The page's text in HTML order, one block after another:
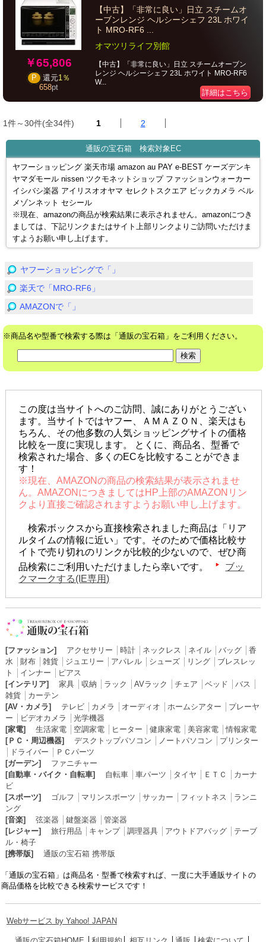
￥65,806
P 還元1％
658pt
【中古】「非常に良い」日立 スチームオ
ーブンレンジ ヘルシーシェフ 23L ホワイ
ト MRO-RF6 ...
オマツリライフ別館
【中古】「非常に良い」日立 スチームオーブン
レンジ ヘルシーシェフ 23L ホワイト MRO-RF6
W...
詳細はこちら
1件～30件(全34件) 1 2
通販の宝石箱 検索対象EC
ヤフーショッピング 楽天市場 amazon au PAY e-BEST ケーズデンキ
ヤマダモール nissen ツクモネットショップ ファッションウォーカー
イシバシ楽器 アイリスオオヤマ セレクトスクエア ビックカメラ ベル
メゾンネット セシール
※現在、amazonの商品が検索結果に表示されません。amazonにつき
ましては、下記リンクまたはサイト上部リンクよりご訪問いただけま
すようお願い申し上げます。
ヤフーショッピングで「」
楽天で「MRO-RF6」
AMAZONで「」
※商品名や型番で検索する際は「通販の宝石箱」をご利用ください。
この度は当サイトへのご訪問、誠にありがとうござい
ます。当サイトではヤフー、ＡＭＡＺＯＮ、楽天はも
ちろん、その他多数の人気ショッピングサイトの価格
比較を一度に実現します。 とくに、商品名、型番で
検索された場合、多くのECを比較することができま
す！
※現在、AMAZONの商品の検索結果が表示されませ
ん。AMAZONにつきましてはHP上部のAMAZONリン
クより直接ご確認されますようお願い申し上げます。
検索ボックスから直接検索されました商品は「リア
ルタイムの情報に近い」です。そのためで価格比較サ
イトで売り切れのリンクが比較的少ないので、ぜひ商
品検索にご利用いただけましたら幸いです。
ブッ
クマークする(IE専用)
[ファッション] アクセサリー 時計│ ネックレス ネイル│ バッグ│ 香
水
財布│ 雑貨│ ジュエリー アパレル│ シューズ│ リング│ ブレスレッ
ト
インナー
ピアス
[インテリア]
家具│ 収納 ラック AVラック チェア ベッド バス
雑貨│ カーテン
[AV・カメラ]
テレビ│ カメラ オーディオ ホームシアター
プレーヤ
ー
ビデオカメラ
光学機器
[家電]
生活家電│ 空調家電│ ヒーター 健康家電│ 美容家電│情報家電
[ＰＣ・周辺機器]
デスクトップパソコン ノートパソコン
プリンター
ドライバー
ＰＣパーツ
[ガーデン]
ファニチャー
[自動車・バイク・自転車]
自転車│ 車パーツ タイヤ ＥＴＣ
カーナ
ビ
[スポーツ]
ゴルフ マリンスポーツ サッカー フィットネス
ランニ
ング
[音楽]
弦楽器 鍵盤楽器
管楽器
[レジャー]
旅行用品 キャンプ│ 調理器具│ アウトドアバッグ│ テーブ
ル・椅子
[携帯版]
通販の宝石箱 携帯版
「通販の宝石箱」は商品名・型番で検索すれば、一度に大手通販サイトの
商品価格を比較できる検索サービスです！
Webサービス by Yahoo! JAPAN